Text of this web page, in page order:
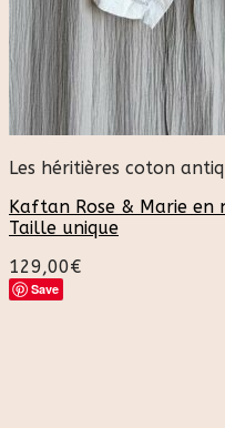
Les héritières coton
Kaftan Rose & Marie en
Taille unique
129,00€
Save